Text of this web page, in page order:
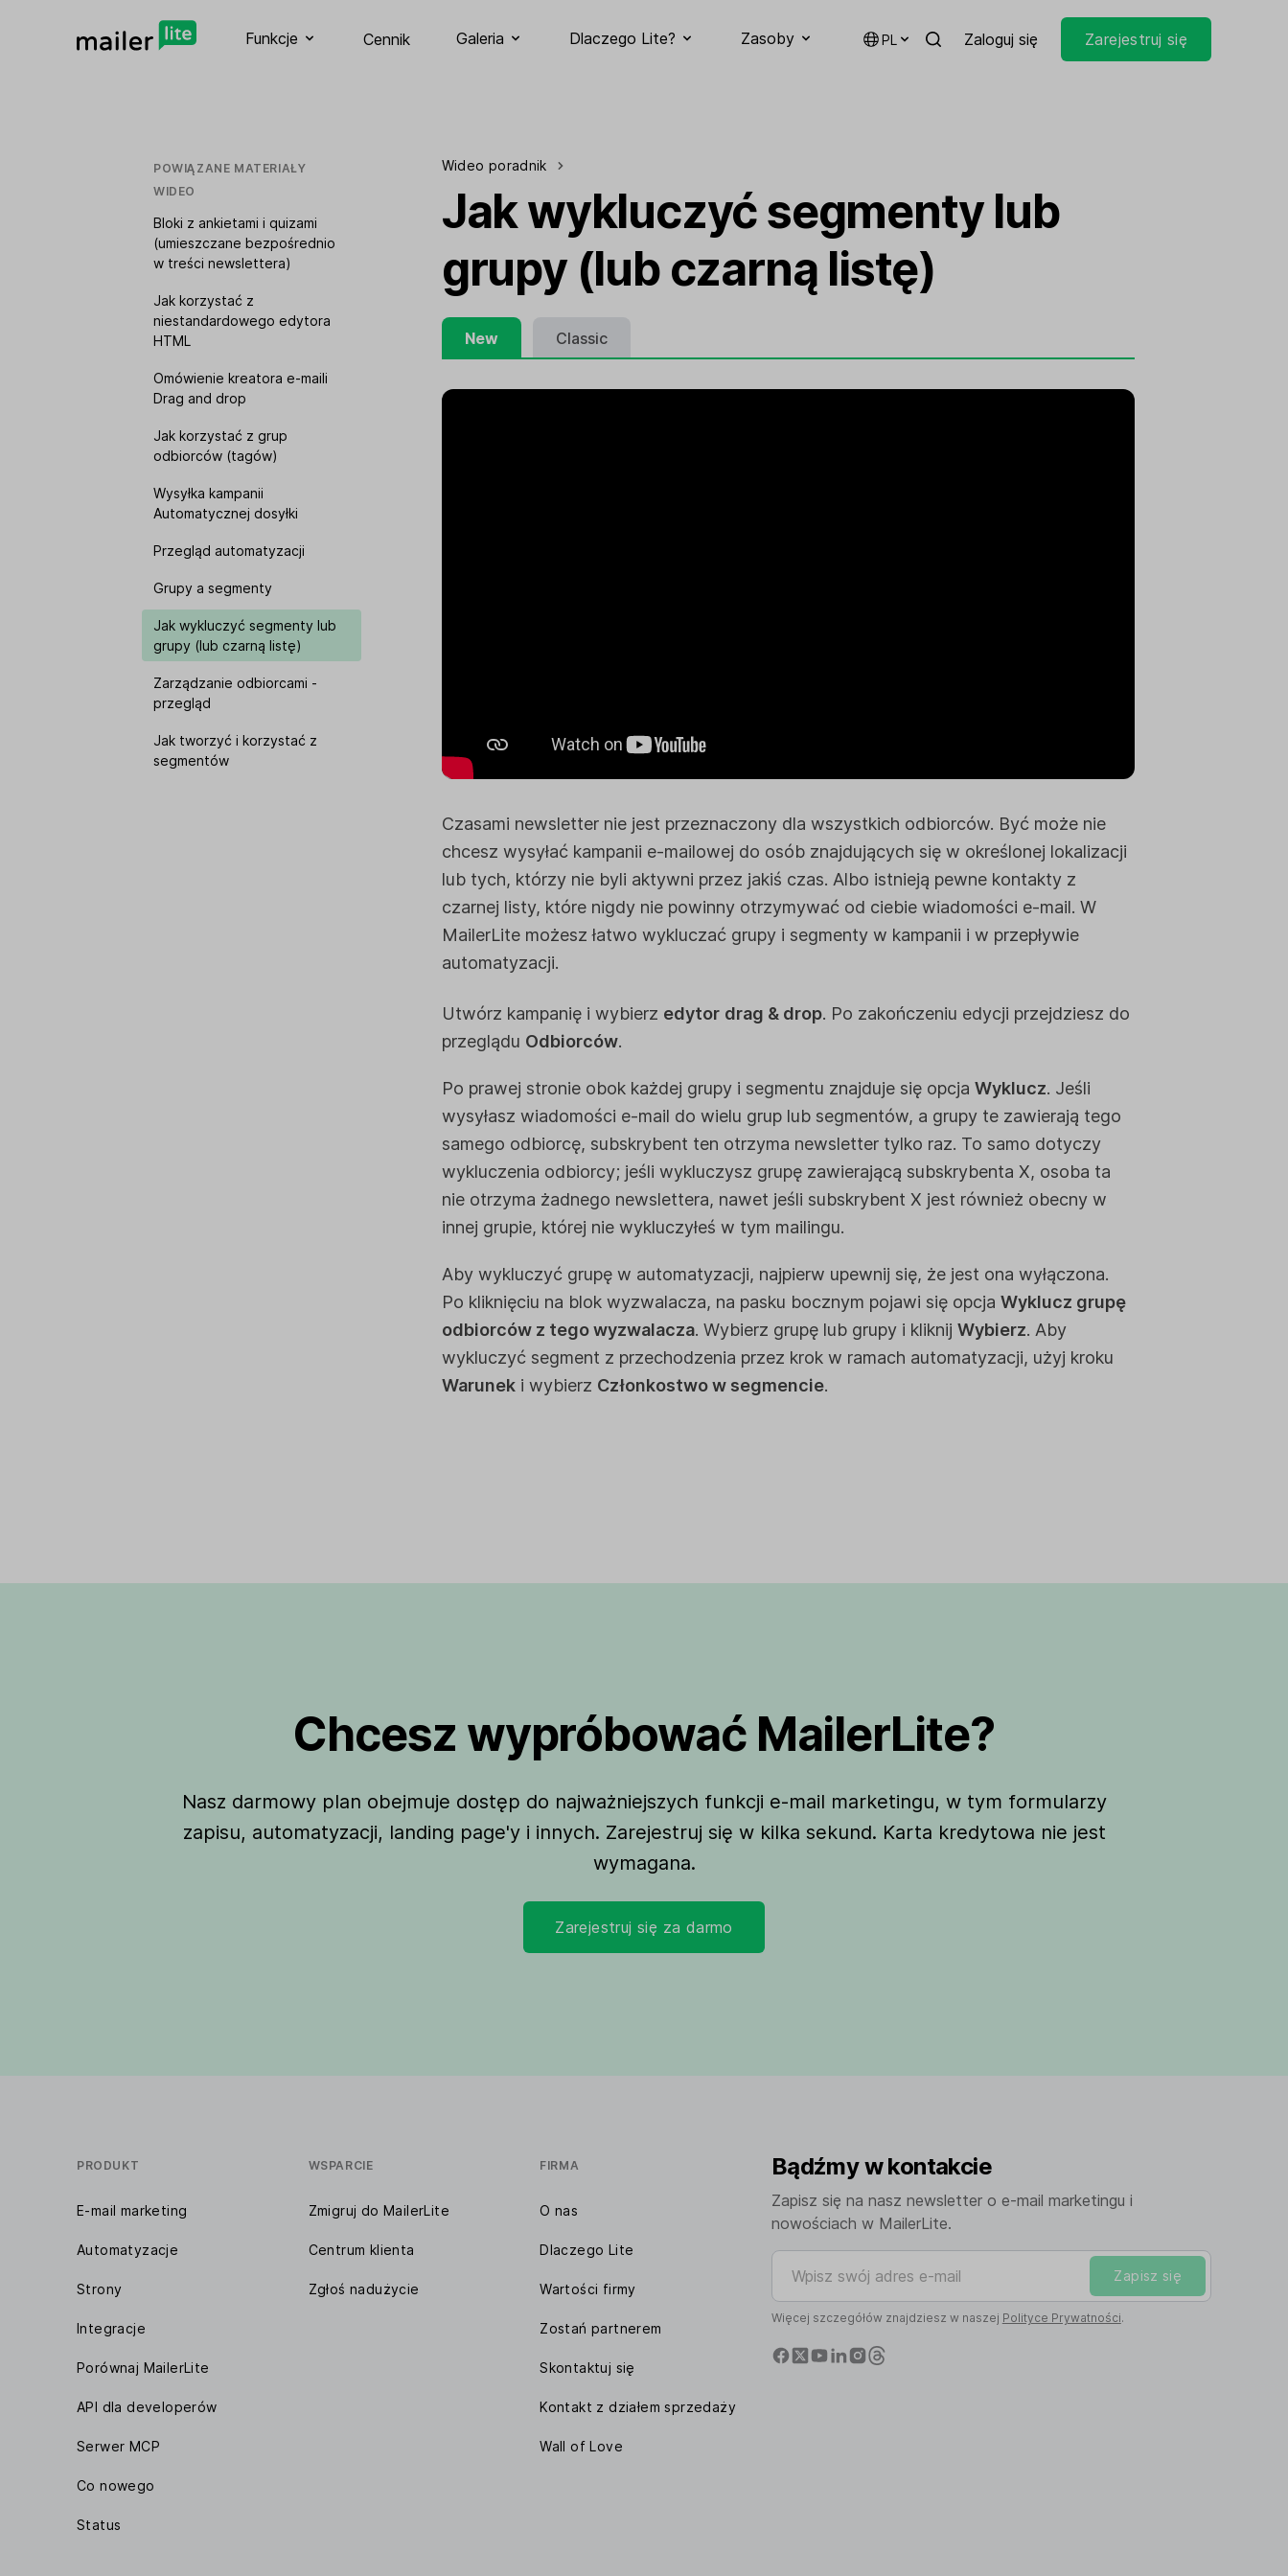
Funkcje Cennik Galeria Dlaczego Lite? Zasoby PL Zaloguj się Zarejestruj się
POWIĄZANE MATERIAŁY
WIDEO
Bloki z ankietami i quizami
(umieszczane bezpośrednio
w treści newslettera)
Jak korzystać z
niestandardowego edytora
HTML
Omówienie kreatora e-maili
Drag and drop
Jak korzystać z grup
odbiorców (tagów)
Wysyłka kampanii
Automatycznej dosyłki
Przegląd automatyzacji
Grupy a segmenty
Jak wykluczyć segmenty lub
grupy (lub czarną listę)
Zarządzanie odbiorcami -
przegląd
Jak tworzyć i korzystać z
segmentów
Wideo poradnik
Jak wykluczyć segmenty lub
grupy (lub czarną listę)
New Classic
Czasami newsletter nie jest przeznaczony dla wszystkich odbiorców. Być może nie
chcesz wysyłać kampanii e-mailowej do osób znajdujących się w określonej lokalizacji
lub tych, którzy nie byli aktywni przez jakiś czas. Albo istnieją pewne kontakty z
czarnej listy, które nigdy nie powinny otrzymywać od ciebie wiadomości e-mail. W
MailerLite możesz łatwo wykluczać grupy i segmenty w kampanii i w przepływie
automatyzacji.
Utwórz kampanię i wybierz edytor drag & drop. Po zakończeniu edycji przejdziesz do
przeglądu Odbiorców.
Po prawej stronie obok każdej grupy i segmentu znajduje się opcja Wyklucz. Jeśli
wysyłasz wiadomości e-mail do wielu grup lub segmentów, a grupy te zawierają tego
samego odbiorcę, subskrybent ten otrzyma newsletter tylko raz. To samo dotyczy
wykluczenia odbiorcy; jeśli wykluczysz grupę zawierającą subskrybenta X, osoba ta
nie otrzyma żadnego newslettera, nawet jeśli subskrybent X jest również obecny w
innej grupie, której nie wykluczyłeś w tym mailingu.
Aby wykluczyć grupę w automatyzacji, najpierw upewnij się, że jest ona wyłączona.
Po kliknięciu na blok wyzwalacza, na pasku bocznym pojawi się opcja Wyklucz grupę
odbiorców z tego wyzwalacza. Wybierz grupę lub grupy i kliknij Wybierz. Aby
wykluczyć segment z przechodzenia przez krok w ramach automatyzacji, użyj kroku
Waruneki wybierz Członkostwo w segmencie.
Chcesz wypróbować MailerLite?
Nasz darmowy plan obejmuje dostęp do najważniejszych funkcji e-mail marketingu, w tym formularzy
zapisu, automatyzacji, landing page'y i innych. Zarejestruj się w kilka sekund. Karta kredytowa nie jest
wymagana.
Zarejestruj się za darmo
PRODUKT
E-mail marketing
Automatyzacje
Strony
Integracje
Porównaj MailerLite
API dla developerów
Serwer MCP
Co nowego
Status
WSPARCIE
Zmigruj do MailerLite
Centrum klienta
Zgłoś nadużycie
FIRMA
O nas
Dlaczego Lite
Wartości firmy
Zostań partnerem
Skontaktuj się
Kontakt z działem sprzedaży
Wall of Love
Bądźmy w kontakcie
Zapisz się na nasz newsletter o e-mail marketingu i
nowościach w MailerLite.
Wpisz swój adres e-mail
Zapisz się
Więcej szczegółów znajdziesz w naszej Polityce Prywatności.